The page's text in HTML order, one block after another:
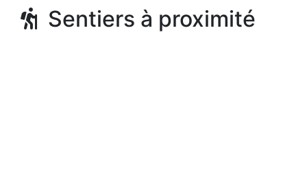
Sentiers à proximité